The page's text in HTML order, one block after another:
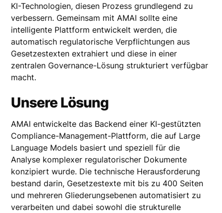
KI-Technologien, diesen Prozess grundlegend zu
verbessern. Gemeinsam mit AMAI sollte eine
intelligente Plattform entwickelt werden, die
automatisch regulatorische Verpflichtungen aus
Gesetzestexten extrahiert und diese in einer
zentralen Governance-Lösung strukturiert verfügbar
macht.
Unsere Lösung
AMAI entwickelte das Backend einer KI-gestützten
Compliance-Management-Plattform, die auf Large
Language Models basiert und speziell für die
Analyse komplexer regulatorischer Dokumente
konzipiert wurde. Die technische Herausforderung
bestand darin, Gesetzestexte mit bis zu 400 Seiten
und mehreren Gliederungsebenen automatisiert zu
verarbeiten und dabei sowohl die strukturelle